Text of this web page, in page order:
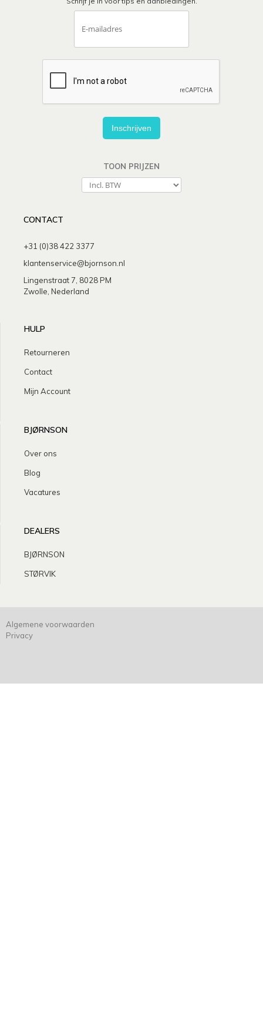
Inschrijven
TOON PRIJZEN
CONTACT
+31 (0)38 422 3377
klantenservice@bjornson.nl
Lingenstraat 7, 8028 PM
Zwolle, Nederland
HULP
Retourneren
Contact
Mijn Account
BJØRNSON
Over ons
Blog
Vacatures
DEALERS
BJØRNSON
STØRVIK
Algemene voorwaarden
Privacy